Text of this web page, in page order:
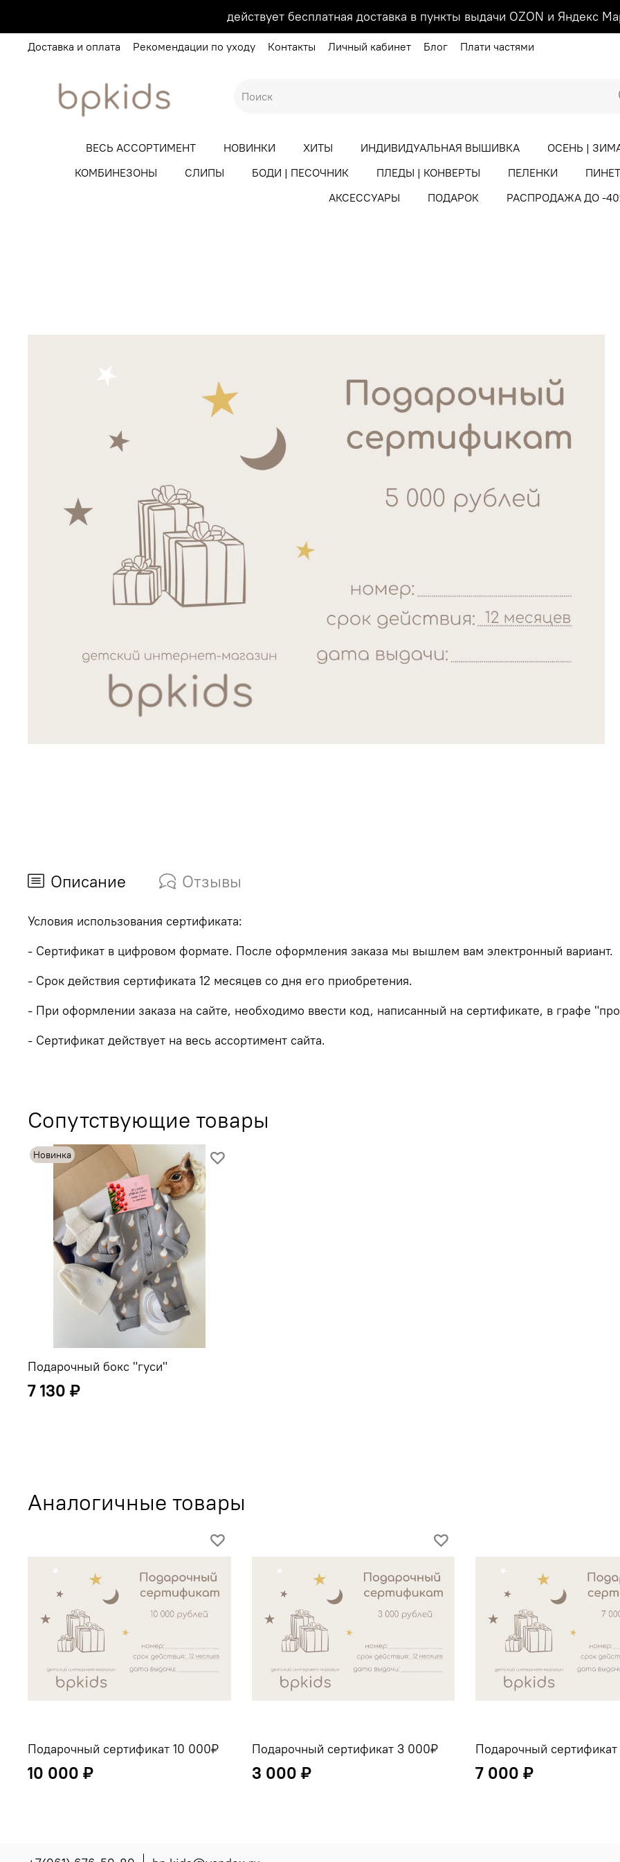
действует бесплатная доставка в пункты выдачи OZON и Яндекс
Доставка и оплата Рекомендации по уходу Контакты Личный кабинет Блог Плати частями
ВЕСЬ АССОРТИМЕНТ НОВИНКИ ХИТЫ ИНДИВИДУАЛЬНАЯ ВЫШИВКА ОСЕНЬ |
КОМБИНЕЗОНЫ
СЛИПЫ БОДИ | ПЕСОЧНИК ПЛЕДЫ | КОНВЕРТЫ ПЕЛЕНКИ
АКСЕССУАРЫ
ПОДАРОК РАСПРОДАЖА ДО -
Описание Отзывы
Условия использования сертификата:
- Сертификат в цифровом формате. После оформления заказа мы вышлем вам электронный вариант.
- Срок действия сертификата 12 месяцев со дня его приобретения.
- При оформлении заказа на сайте, необходимо ввести код, написанный на сертификате, в графе
- Сертификат действует на весь ассортимент сайта.
Сопутствующие товары
Новинка
Подарочный бокс "гуси"
7 130 ₽
Аналогичные товары
Подарочный сертификат 10 000₽
10 000 ₽
Подарочный сертификат 3 000₽
3 000 ₽
Подарочный
7 000 ₽